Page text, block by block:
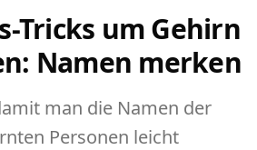
Tricks um Gehirn
Namen merken
man die Namen der
Personen leicht